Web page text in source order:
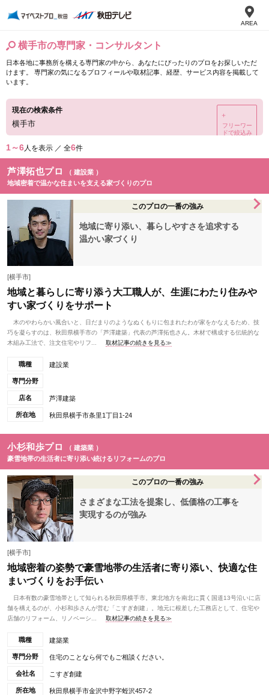
AREA
横手市の専門家・コンサルタント
日本各地に事務所を構える専門家の中から、あなたにぴったりのプロをお探しいただ
けます。 専門家の気になるプロフィールや取材記事、経歴、サービス内容を掲載して
います。
現在の検索条件
横手市
＋
フリーワー
ドで絞込み
1～6人を表示 ／ 全6件
芦澤拓也プロ
（ 建設業 ）
地域密着で温かな住まいを支える家づくりのプロ
このプロの一番の強み
地域に寄り添い、暮らしやすさを追求する
温かい家づくり
[横手市]
地域と暮らしに寄り添う大工職人が、生涯にわたり住みや
すい家づくりをサポート
木のやわらかい風合いと、日だまりのようなぬくもりに包まれたわが家をかなえるため、技
巧を凝らすのは、秋田県横手市の「芦澤建築」代表の芦澤拓也さん。木材で構成する伝統的な
木組み工法で、注文住宅やリフ...
取材記事の続きを見る≫
職種 建設業
専門分野
店名 芦澤建築
所在地 秋田県横手市条里1丁目1-24
小杉和歩プロ
（ 建築業 ）
豪雪地帯の生活者に寄り添い続けるリフォームのプロ
このプロの一番の強み
さまざまな工法を提案し、低価格の工事を
実現するのが強み
[横手市]
地域密着の姿勢で豪雪地帯の生活者に寄り添い、快適な住
まいづくりをお手伝い
日本有数の豪雪地帯として知られる秋田県横手市。東北地方を南北に貫く国道13号沿いに店
舗を構えるのが、小杉和歩さんが営む「こすぎ創建」。地元に根差した工務店として、住宅や
店舗のリフォーム、リノベーシ...
取材記事の続きを見る≫
職種 建築業
専門分野 住宅のことなら何でもご相談ください。
会社名 こすぎ創建
所在地 秋田県横手市金沢中野字蛭沢457-2